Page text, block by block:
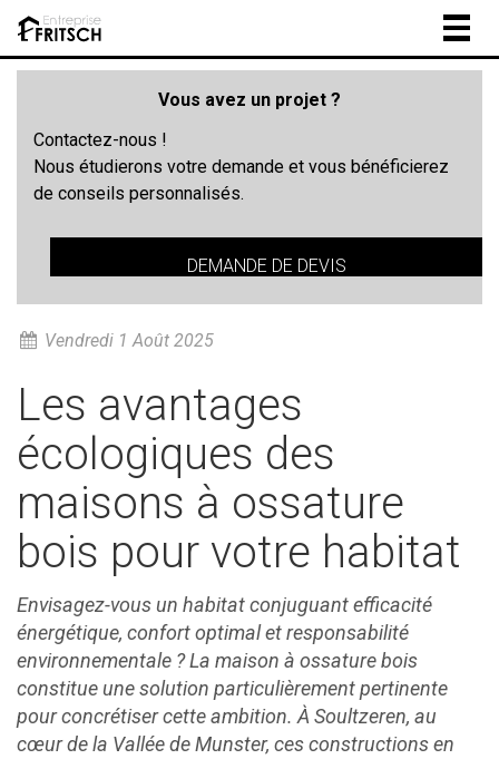
Vous avez un projet ?
Contactez-nous !
Nous étudierons votre demande et vous bénéficierez
de conseils personnalisés.
DEMANDE DE DEVIS
Vendredi 1 Août 2025
Les avantages
écologiques des
maisons à ossature
bois pour votre habitat
Envisagez-vous un habitat conjuguant efficacité
énergétique, confort optimal et responsabilité
environnementale ? La maison à ossature bois
constitue une solution particulièrement pertinente
pour concrétiser cette ambition. À Soultzeren, au
cœur de la Vallée de Munster, ces constructions en